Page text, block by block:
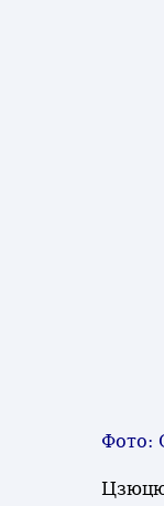
Фото: